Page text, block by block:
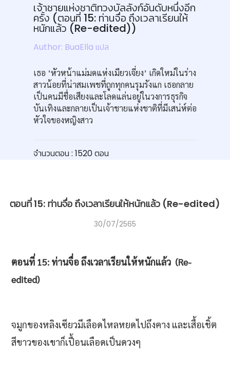
เจ้าชายแห่งชาติทวงบัลลังก์อันดับหนึ่งอีก
ครั้ง (ตอนที่ 15: ท่านจื่อ ถึงเวลาเรียนให้
หนักแล้ว (Re-edited))
Author: BuaElla แปล
เธอ ‘หัวหน้าแม่มดแห่งเมียวเจี่ยง’ เกิดใหม่ในร่าง
สาวน้อยที่น่าสมเพชที่ถูกทุกคนรุมรังแก เธอกลาย
เป็นคนมีชื่อเสียงและโลดแล่นอยู่ในวงการธุรกิจ
บันเทิงและกลายเป็นเจ้าชายแห่งชาติที่มีเสน่ห์ต่อ
หัวใจของหญิงสาว
จำนวนตอน : 1520 ตอน
ตอนที่ 15: ท่านจื่อ ถึงเวลาเรียนให้หนักแล้ว (Re-edited)
30/07/2565
ตอนที่ 15: ท่านจื่อ ถึงเวลาเรียนให้หนักแล้ว (Re-
edited)
จมูกของหลิงเซียวมีเลือดไหลหยดไปถึงคาง และเสื้อเชิ้ต
สีขาวของเขาก็เปื้อนเลือดเป็นดวงๆ